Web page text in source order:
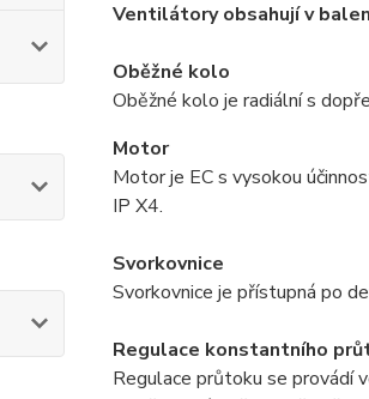
Ventilátory obsahují v
Oběžné kolo
Oběžné kolo je radiální s
Motor
Motor je EC s vysokou
IP X4.
Svorkovnice
Svorkovnice je přístupná po
Regulace konstantního
Regulace průtoku se provádí